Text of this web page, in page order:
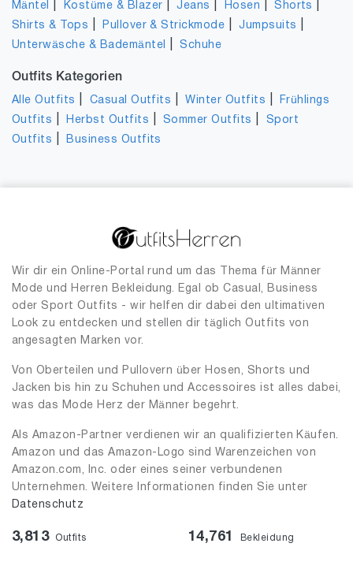
Mäntel Kostüme & Blazer |Jeans Hosen |Shorts
Shirts & Tops Pullover & Strickmode |Jumpsuits
Unterwäsche & Bademäntel |Schuhe
Outfits Kategorien
Alle Outfits Casual Outfits |Winter Outfits
Frühlings
Outfits
Herbst Outfits Sommer Outfits
Sport
Outfits
Business Outfits
Wir dir ein Online-Portal rund um das Thema für Männer
Mode und Herren Bekleidung. Egal ob Casual, Business
oder Sport Outfits - wir helfen dir dabei den ultimativen
Look zu entdecken und stellen dir täglich Outfits von
angesagten Marken vor.
Von Oberteilen und Pullovern über Hosen, Shorts und
Jacken bis hin zu Schuhen und Accessoires ist alles dabei,
was das Mode Herz der Männer begehrt.
Als Amazon-Partner verdienen wir an qualifizierten Käufen.
Amazon und das Amazon-Logo sind Warenzeichen von
Amazon.com, Inc. oder eines seiner verbundenen
Unternehmen. Weitere Informationen finden Sie unter
Datenschutz
3,813 Outfits 14,761 Bekleidung